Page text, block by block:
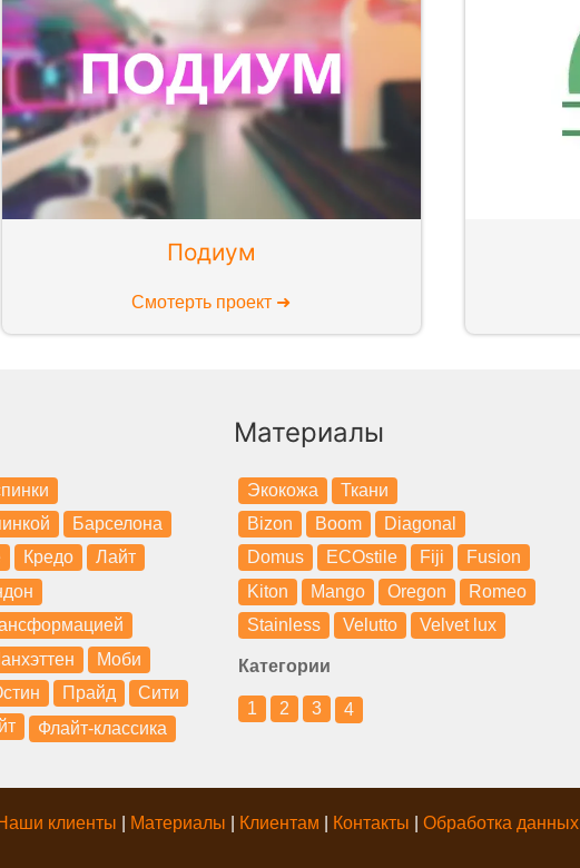
Подиум
Смотерть проект ➜
Барселона
Кредо
Лайт
Моби
Прайд
Сити
Флайт-классика
Материалы
Экокожа
Ткани
Bizon
Boom
Diagonal
Domus
ECOstile Fiji
Fusion
Kiton
Mango Oregon
Romeo
Stainless
Velutto Velvet lux
Категории
1 2 3 4
клиенты Материалы Клиентам Контакты |Обработка данных